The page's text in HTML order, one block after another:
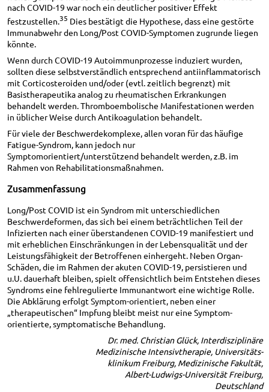
nach COVID-19 war noch ein deutlicher positiver Effekt
festzustellen.35 Dies bestätigt die Hypothese, dass eine gestörte
Immunabwehr den Long/Post COVID-Symptomen zugrunde liegen
könnte.
Wenn durch COVID-19 Autoimmunprozesse induziert wurden,
sollten diese selbstverständlich entsprechend antiinflammatorisch
mit Corticosteroiden und/oder (evtl. zeitlich begrenzt) mit
Basistherapeutika analog zu rheumatischen Erkrankungen
behandelt werden. Thromboembolische Manifestationen werden
in üblicher Weise durch Antikoagulation behandelt.
Für viele der Beschwerdekomplexe, allen voran für das häufige
Fatigue-Syndrom, kann jedoch nur
Symptomorientiert/unterstützend behandelt werden, z.B. im
Rahmen von Rehabilitationsmaßnahmen.
Zusammenfassung
Long/Post COVID ist ein Syndrom mit unterschiedlichen
Beschwerdeformen, das sich bei einem beträchtlichen Teil der
Infizierten nach einer überstandenen COVID-19 manifestiert und
mit erheblichen Einschränkungen in der Lebensqualität und der
Leistungsfähigkeit der Betroffenen einhergeht. Neben Organ-
Schäden, die im Rahmen der akuten COVID-19, persistieren und
u.U. dauerhaft bleiben, spielt offensichtlich beim Entstehen dieses
Syndroms eine fehlregulierte Immunantwort eine wichtige Rolle.
Die Abklärung erfolgt Symptom-orientiert, neben einer
„therapeutischen“ Impfung bleibt meist nur eine Symptom-
orientierte, symptomatische Behandlung.
Dr. med. Christian Glück, Interdisziplinäre
Medizinische Intensivtherapie, Universitäts-
klinikum Freiburg, Medizinische Fakultät,
Albert-Ludwigs-Universität Freiburg,
Deutschland